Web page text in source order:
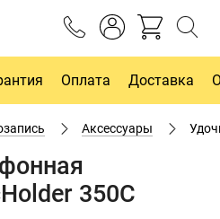
Оплата Доставка
Аксессуары
350C